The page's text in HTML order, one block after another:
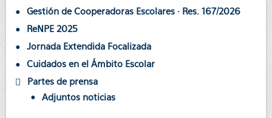
Gestión de Cooperadoras Escolares · Res. 167/2026
ReNPE 2025
Jornada Extendida Focalizada
Cuidados en el Ámbito Escolar
Partes de prensa
Adjuntos noticias